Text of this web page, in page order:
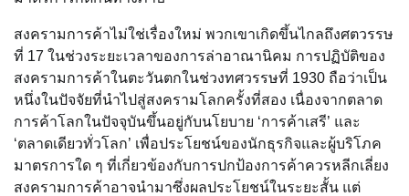
สงครามการค้าไม่ใช่เรื่องใหม่ พวกเขาเกิดขึ้นไกลถึงศตวรรษ
ที่ 17 ในช่วงระยะเวลาของการล่าอาณานิคม การปฏิบัติของ
สงครามการค้าในตะวันตกในช่วงทศวรรษที่ 1930 ถือว่าเป็น
หนึ่งในปัจจัยที่นำไปสู่สงครามโลกครั้งที่สอง เนื่องจากตลาด
การค้าโลกในปัจจุบันขึ้นอยู่กับนโยบาย ‘การค้าเสรี’ และ
‘ตลาดเดียวทั่วโลก’ เพื่อประโยชน์ของนักธุรกิจและผู้บริโภค
มาตรการใด ๆ ที่เกี่ยวข้องกับการปกป้องการค้าควรหลีกเลี่ยง
สงครามการค้าอาจนำมาซึ่งผลประโยชน์ในระยะสั้น แต่